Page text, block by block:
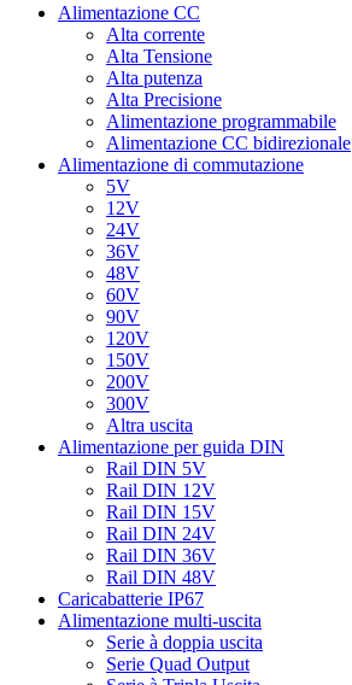
Alimentazione CC
Alta corrente
Alta Tensione
Alta putenza
Alta Precisione
Alimentazione programmabile
Alimentazione CC bidirezionale
Alimentazione di commutazione
5V
12V
24V
36V
48V
60V
90V
120V
150V
200V
300V
Altra uscita
Alimentazione per guida DIN
Rail DIN 5V
Rail DIN 12V
Rail DIN 15V
Rail DIN 24V
Rail DIN 36V
Rail DIN 48V
Caricabatterie IP67
Alimentazione multi-uscita
Serie à doppia uscita
Serie Quad Output